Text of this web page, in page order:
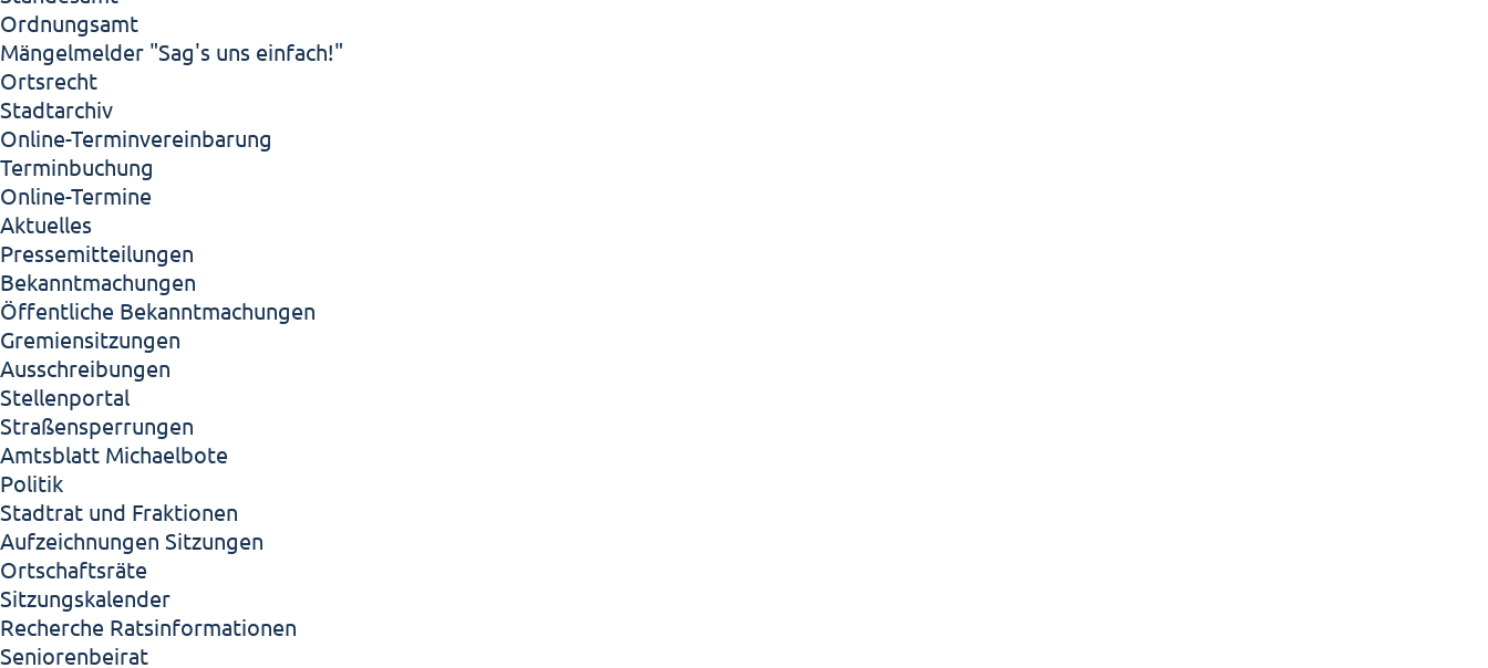
Ordnungsamt
Mängelmelder "Sag's uns einfach!"
Ortsrecht
Stadtarchiv
Online-Terminvereinbarung
Terminbuchung
Online-Termine
Aktuelles
Pressemitteilungen
Bekanntmachungen
Öffentliche Bekanntmachungen
Gremiensitzungen
Ausschreibungen
Stellenportal
Straßensperrungen
Amtsblatt Michaelbote
Politik
Stadtrat und Fraktionen
Aufzeichnungen Sitzungen
Ortschaftsräte
Sitzungskalender
Recherche Ratsinformationen
Seniorenbeirat